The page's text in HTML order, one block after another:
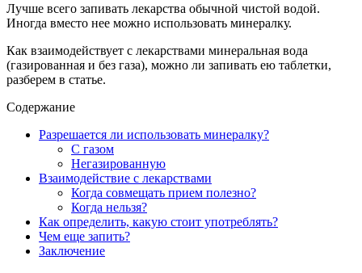
Лучше всего запивать лекарства обычной чистой водой.
Иногда вместо нее можно использовать минералку.
Как взаимодействует с лекарствами минеральная вода
(газированная и без газа), можно ли запивать ею таблетки,
разберем в статье.
Содержание
Разрешается ли использовать минералку?
С газом
Негазированную
Взаимодействие с лекарствами
Когда совмещать прием полезно?
Когда нельзя?
Как определить, какую стоит употреблять?
Чем еще запить?
Заключение